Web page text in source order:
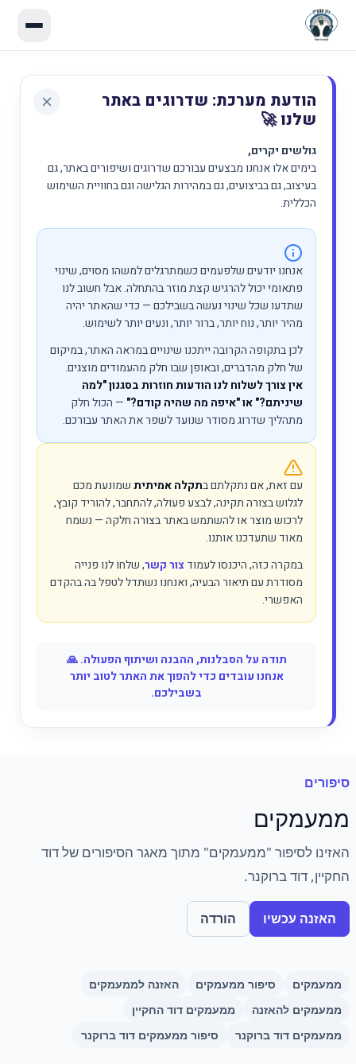
הודעת מערכת: שדרוגים באתר
שלנו 🚀
גולשים יקרים,
בימים אלו אנחנו מבצעים עבורכם שדרוגים ושיפורים באתר, גם
בעיצוב, גם בביצועים, גם במהירות הגלישה וגם בחוויית השימוש
הכללית.
אנחנו יודעים שלפעמים כשמתרגלים למשהו מסוים, שינוי
פתאומי יכול להרגיש קצת מוזר בהתחלה. אבל חשוב לנו
שתדעו שכל שינוי נעשה בשבילכם — כדי שהאתר יהיה
מהיר יותר, נוח יותר, ברור יותר, ונעים יותר לשימוש.
לכן בתקופה הקרובה ייתכנו שינויים במראה האתר, במיקום
של חלק מהדברים, ובאופן שבו חלק מהעמודים מוצגים.
אין צורך לשלוח לנו הודעות חוזרות בסגנון "למה
שיניתם?" או "איפה מה שהיה קודם?" — הכול חלק
מתהליך שדרוג מסודר שנועד לשפר את האתר עבורכם.
עם זאת, אם נתקלתם בתקלה אמיתיתשמונעת מכם
לגלוש בצורה תקינה, לבצע פעולה, להתחבר, להוריד קובץ,
לרכוש מוצר או להשתמש באתר בצורה חלקה — נשמח
מאוד שתעדכנו אותנו.
במקרה כזה, היכנסו לעמודצור קשר, שלחו לנו פנייה
מסודרת עם תיאור הבעיה, ואנחנו נשתדל לטפל בה בהקדם
האפשרי.
תודה על הסבלנות, ההבנה ושיתוף הפעולה. 🙏
אנחנו עובדים כדי להפוך את האתר לטוב יותר
בשבילכם.
סיפורים
ממעמקים
האזינו לסיפור "ממעמקים" מתוך מאגר הסיפורים של דוד
החקיין, דוד ברוקנר.
האזנה עכשיו הורדה
ממעמקים סיפור ממעמקים
האזנה לממעמקים
ממעמקים להאזנה
ממעמקים דוד החקיין
ממעמקים דוד ברוקנר
סיפור ממעמקים דוד ברוקנר